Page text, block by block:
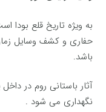
حفاری و کشف وسایل
باشد.
نگهداری می شود .